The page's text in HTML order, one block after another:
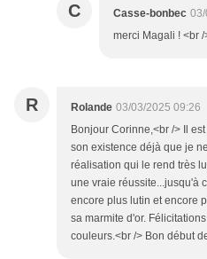
C Casse-bonbec
merci Magali ! <br
R Rolande 03/03/2025 09:26
Bonjour Corinne,<br /> Il
son existence déjà que je
réalisation qui le rend très
une vraie réussite...jusqu'à
encore plus lutin et encore
sa marmite d'or.
couleurs.<br /> Bon début